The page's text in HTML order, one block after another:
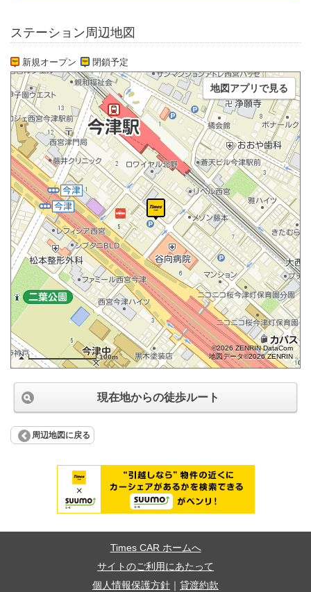
ステーション周辺地図
新規オープン 閉鎖予定
100m
©2026 ZENRIN DataCom
地図データ©2026 ZENRIN
地図アプリで見る
現在地からの徒歩ルート
周辺地図に戻る
Times CAR ホームへ
サイトのご利用にあたって
個人情報保護方針
貸渡約款